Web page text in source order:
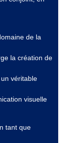
de la
la création de
véritable
visuelle
tant que